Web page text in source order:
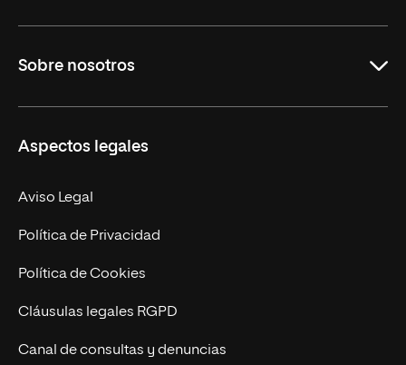
Derecho
Empresa
MBA
Marketing y Comunicación
Ingeniería
Diseño
Ciencias de la Salud
Sobre nosotros
Nuestro Equipo
Contacto
Aspectos legales
Aviso Legal
Política de Privacidad
Política de Cookies
Cláusulas legales RGPD
Canal de consultas y denuncias